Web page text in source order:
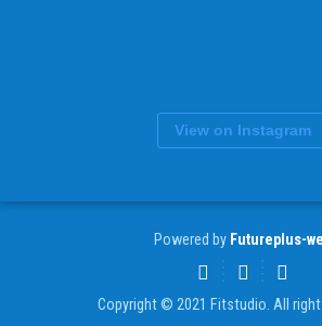
View on Instagram
Powered by Futureplus-
Copyright © 2021 Fitstudio. All